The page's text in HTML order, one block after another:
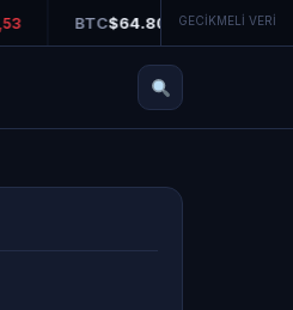
BTC$64.808▲ %0,76
GECİKMELİ VERİ